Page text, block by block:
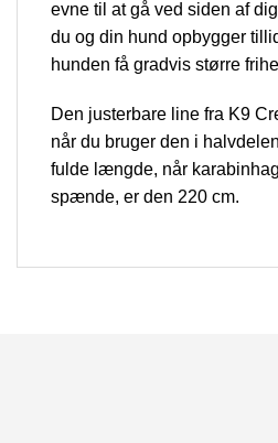
evne til at gå ved siden af
du og din hund opbygger
hunden få gradvis større
Den justerbare line fra K9
når du bruger den i
fulde længde, når
spænde, er den 220 cm.